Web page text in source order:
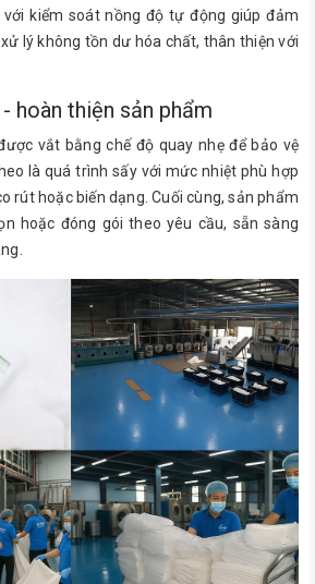
với kiểm soát nồng độ tự động giúp đảm
lý không tồn dư hóa chất, thân thiện với
hoàn thiện sản phẩm
vắt bằng chế độ quay nhẹ để bảo vệ
là quá trình sấy với mức nhiệt phù hợp
rút hoặc biến dạng. Cuối cùng, sản phẩm
hoặc đóng gói theo yêu cầu, sẵn sàng